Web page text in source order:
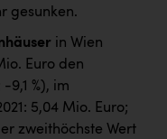
gesunken.
in Wien
Euro den
9,1 %), im
5,04 Mio. Euro;
zweithöchste Wert